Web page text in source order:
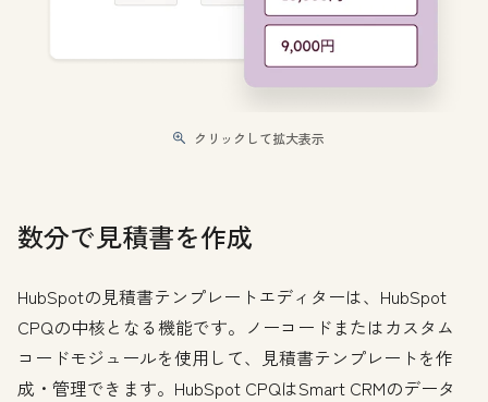
クリックして拡大表示
数分で見積書を作成
HubSpotの見積書テンプレートエディターは、HubSpot
CPQの中核となる機能です。ノーコードまたはカスタム
コードモジュールを使用して、見積書テンプレートを作
成・管理できます。HubSpot CPQはSmart CRMのデータ